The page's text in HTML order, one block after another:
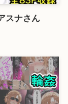
スナさん